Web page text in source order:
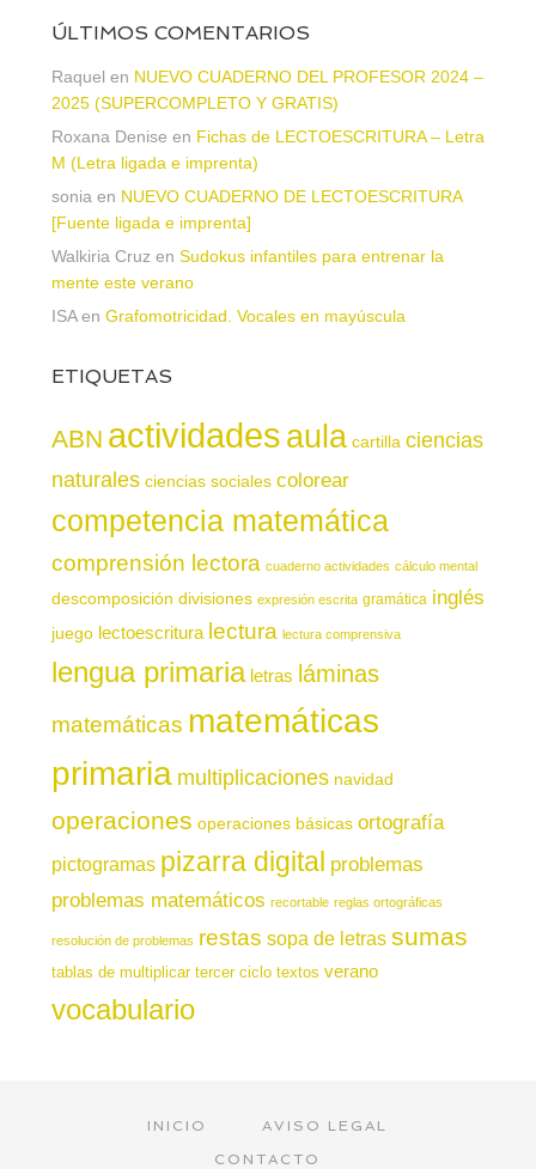
ÚLTIMOS COMENTARIOS
Raquel en NUEVO CUADERNO DEL PROFESOR 2024 –
2025 (SUPERCOMPLETO Y GRATIS)
Roxana Denise en Fichas de LECTOESCRITURA – Letra
M (Letra ligada e imprenta)
sonia en NUEVO CUADERNO DE LECTOESCRITURA
[Fuente ligada e imprenta]
Walkiria Cruz en Sudokus infantiles para entrenar la
mente este verano
ISAen Grafomotricidad. Vocales en mayúscula
ETIQUETAS
ABN actividadesaula cartilla ciencias
naturales ciencias sociales colorear
competencia matemática
comprensión lectora cuaderno actividades cálculo mental
descomposición divisiones expresión escrita gramática inglés
juego lectoescritura lectura lectura comprensiva
lengua primaria letras láminas
matemáticas matemáticas
primaria multiplicaciones navidad
operaciones operaciones básicas ortografía
pictogramas pizarra digital problemas
problemas matemáticos recortable reglas ortográficas
resolución de problemas restas sopa de letras sumas
tablas de multiplicar tercer ciclo textos verano
vocabulario
INICIO
AVISO LEGAL
CONTACTO